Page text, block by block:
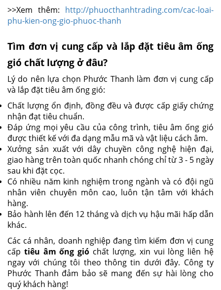
>>Xem thêm: http://phuocthanhtrading.com/cac-loai-
phu-kien-ong-gio-phuoc-thanh
Tìm đơn vị cung cấp và lắp đặt tiêu âm ống
gió chất lượng ở đâu?
Lý do nên lựa chọn Phước Thanh làm đơn vị cung cấp
và lắp đặt tiêu âm ống gió:
Chất lượng ổn định, đồng đều và được cấp giấy chứng
nhận đạt tiêu chuẩn.
Đáp ứng mọi yêu cầu của công trình, tiêu âm ống gió
được thiết kế với đa dạng mẫu mã và vật liệu cách âm.
Xưởng sản xuất với dây chuyền công nghệ hiện đại,
giao hàng trên toàn quốc nhanh chóng chỉ từ 3 - 5 ngày
sau khi đặt cọc.
Có nhiều năm kinh nghiệm trong ngành và có đội ngũ
nhân viên chuyên môn cao, luôn tận tâm với khách
hàng.
Bảo hành lên đến 12 tháng và dịch vụ hậu mãi hấp dẫn
khác.
Các cá nhân, doanh nghiệp đang tìm kiếm đơn vị cung
cấp tiêu âm ống gió chất lượng, xin vui lòng liên hệ
ngay với chúng tôi theo thông tin dưới đây. Công ty
Phước Thanh đảm bảo sẽ mang đến sự hài lòng cho
quý khách hàng!